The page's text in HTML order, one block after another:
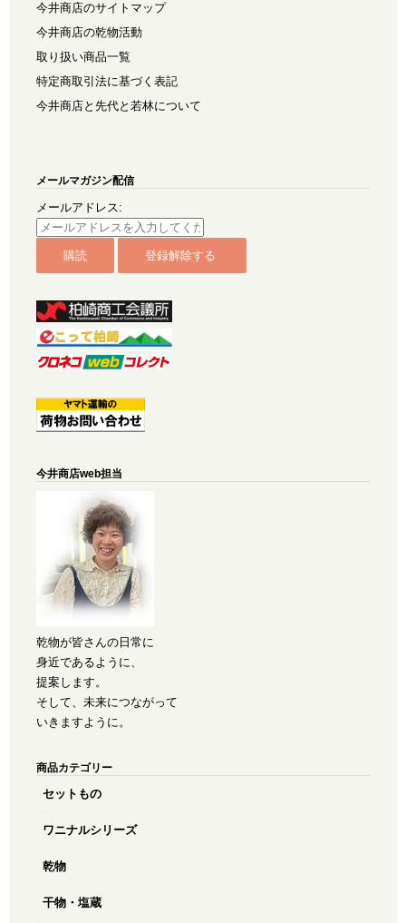
今井商店のサイトマップ
今井商店の乾物活動
取り扱い商品一覧
特定商取引法に基づく表記
今井商店と先代と若林について
メールマガジン配信
メールアドレス:
今井商店web担当
乾物が皆さんの日常に
身近であるように、
提案します。
そして、未来につながって
いきますように。
商品カテゴリー
セットもの
ワニナルシリーズ
乾物
干物・塩蔵